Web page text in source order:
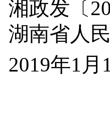
湘政发〔
湖南省人
2019年1 月